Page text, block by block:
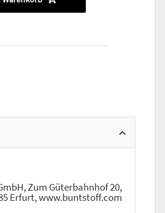
Zum Güterbahnhof 20,
Erfurt, www.buntstoff.com